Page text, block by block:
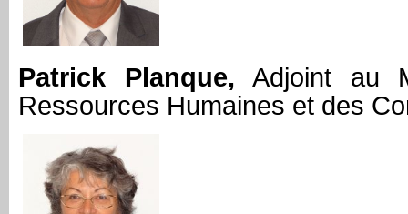
Patrick Planque, Adjoint au
Ressources Humaines et des